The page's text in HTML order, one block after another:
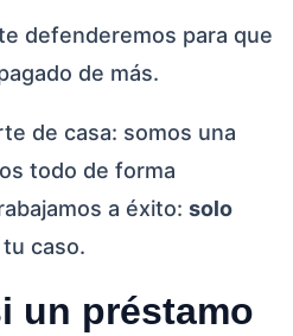
defenderemos para que
de más.
de casa: somos una
todo de forma
a éxito: solo
tu caso.
un préstamo